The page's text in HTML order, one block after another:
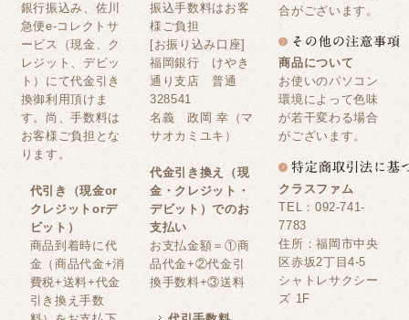
銀行振込み、佐川
急便e-コレクトサ
ービス（現金、ク
レジット、デビッ
ト）にて代金引き
換御利用頂けま
す。尚、手数料は
お客様ご負担とな
ります。
代引き（現金or
クレジットorデ
ビット）
商品到着時に代
金（商品代金+消
費税+送料+代金
引き換え手数
振込手数料はお客
様ご負担
[お振り込み口座]
福岡銀行 けやき
通り支店 普通
328541
名義 政岡 幸（マ
サオカミユキ）
代金引き換え（現
金・クレジット・
デビット）でのお
支払い
お支払金額＝①商
品代金+②代金引
換手数料+③送料
合がございます。
商品について
お使いのパソコン
環境によって色味
が若干変わる場合
がございます。
クラスファム
TEL：092-741-
7783
住所：福岡市中央
区赤坂2丁目4-5
シャトレサクシー
ズ 1F